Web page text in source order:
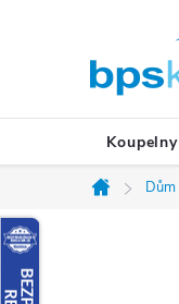
Koupelny
Domů
Dům